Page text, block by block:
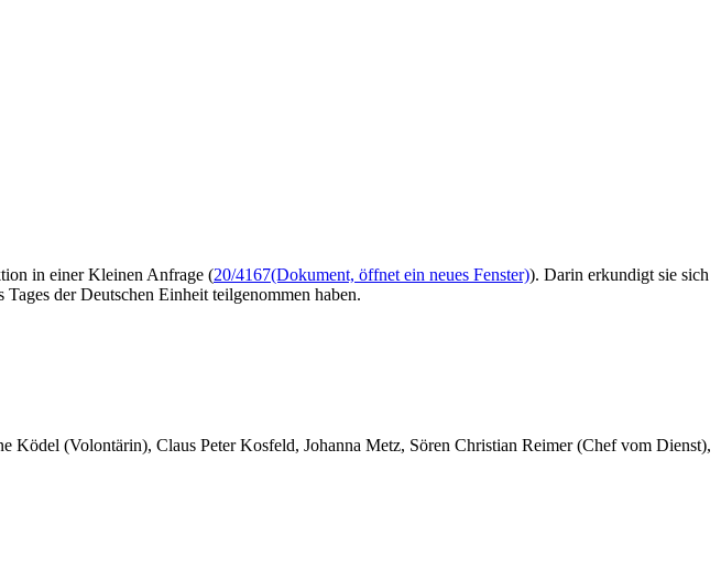
in einer Kleinen Anfrage (20/4167(Dokument, öffnet ein neues Fenster)). Darin erkundigt sie sich
der Deutschen Einheit teilgenommen haben.
Ködel (Volontärin), Claus Peter Kosfeld, Johanna Metz, Sören Christian Reimer (Chef vom Dienst),